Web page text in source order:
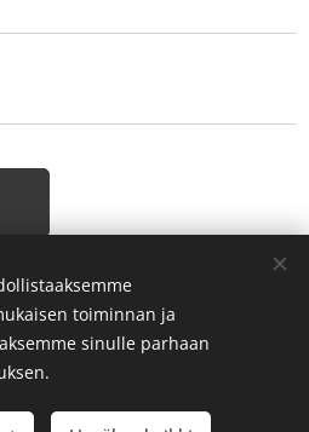
HSKH ry
toiminnan ja
sinulle parhaan